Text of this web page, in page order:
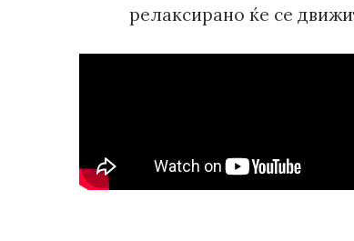
релаксирано ќе се